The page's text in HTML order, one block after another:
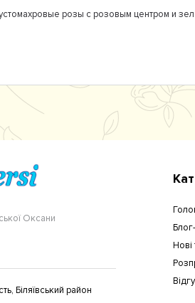
розы с розовым центром и
Оксани
Біляївський район
Нові